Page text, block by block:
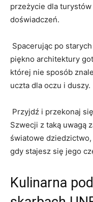
przeżycie dla‌
doświadczeń.
Spacerując po
piękno architektury
której nie sposób
⁣uczta ​dla oczu i ⁣duszy.
Przyjdź i przekonaj
Szwecji ⁣z taką‍ uwagą
światowe⁤ dziedzictwo,
gdy‍ stajesz się jego
Kulinarna